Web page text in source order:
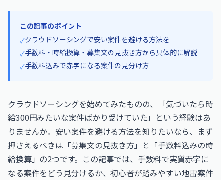
この記事のポイント
✓クラウドソーシングで安い案件を避ける方法を
✓手数料・時給換算・募集文の見抜き方から具体的に解説
✓手数料込みで赤字になる案件の見分け方
クラウドソーシングを始めてみたものの、「気づいたら時
給300円みたいな案件ばかり受けていた」という経験はあ
りませんか。安い案件を避ける方法を知りたいなら、まず
押さえるべきは「募集文の見抜き方」と「手数料込みの時
給換算」の2つです。この記事では、手数料で実質赤字に
なる案件をどう見分けるか、初心者が踏みやすい地雷案件